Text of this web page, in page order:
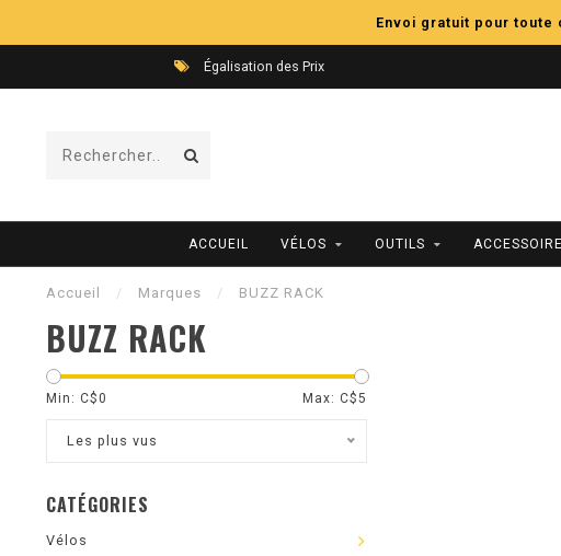
Envoi gratuit pour toute
Égalisation des Prix
ACCUEIL VÉLOS OUTILS
Accueil / Marques / BUZZ RACK
BUZZ RACK
Min: C$0 Max: C$5
Les plus vus
CATÉGORIES
Vélos